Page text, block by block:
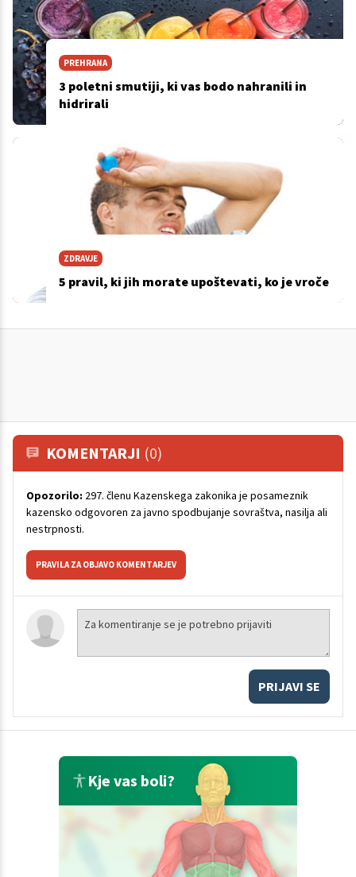
PREHRANA
3 poletni smutiji, ki vas bodo nahranili in
hidrirali
ZDRAVJE
5 pravil, ki jih morate upoštevati, ko je vroče
KOMENTARJI (0)
Opozorilo: 297. členu Kazenskega zakonika je posameznik
kazensko odgovoren za javno spodbujanje sovraštva, nasilja ali
nestrpnosti.
PRAVILA ZA OBJAVO KOMENTARJEV
PRIJAVI SE
Kje vas boli?